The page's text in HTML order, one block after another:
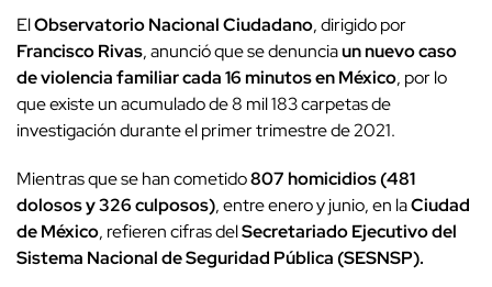
ElObservatorio Nacional Ciudadano, dirigido por
Francisco Rivas, anunció que se denunciaun nuevo caso
de violencia familiar cada 16 minutos en México, por lo
que existe un acumulado de 8 mil 183 carpetas de
investigación durante el primer trimestre de 2021.
Mientras que se han cometido807 homicidios (481
dolosos y 326 culposos), entre enero y junio, en laCiudad
de México, refieren cifras delSecretariado Ejecutivo del
Sistema Nacional de Seguridad Pública (SESNSP).